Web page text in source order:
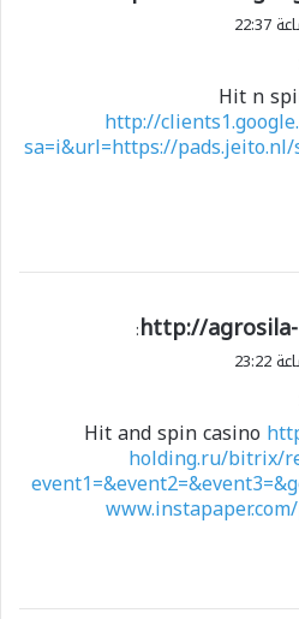
Hit n
http://
sa=i&url=https://
http://
:
Hit and spin casino
holding.ru/bitrix/